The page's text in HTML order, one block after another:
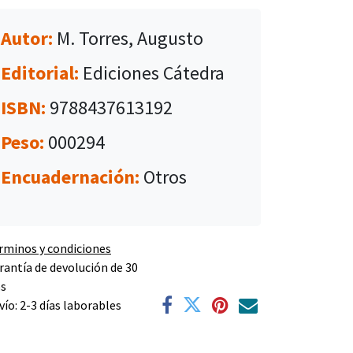
Autor: M. Torres, Augusto
Editorial: Ediciones Cátedra
ISBN: 9788437613192
Peso: 000294
Encuadernación: Otros
y condiciones
de devolución de 30
2-3 días laborables